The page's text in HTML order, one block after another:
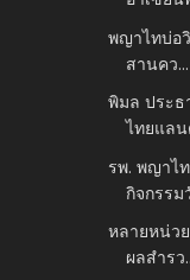
พญาไทบ่อ
สานคว...
พิมล ประธ
ไทยแลน
รพ. พญาไ
กิจกรรม
หลายหน่ว
ผลสำรว